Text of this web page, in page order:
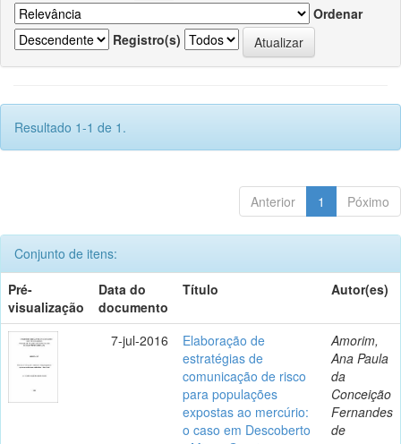
Ordenar
Registro(s)
Resultado 1-1 de 1.
Anterior 1 Póximo
Conjunto de itens:
Pré-
visualização
Data do
documento
Título Autor(es)
7-jul-2016
Elaboração de
estratégias de
comunicação de risco
para populações
expostas ao mercúrio:
o caso em Descoberto
Amorim,
Ana Paula
da
Conceição
Fernandes
de